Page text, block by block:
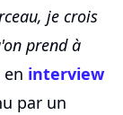
je crois
prend à
interview
par un